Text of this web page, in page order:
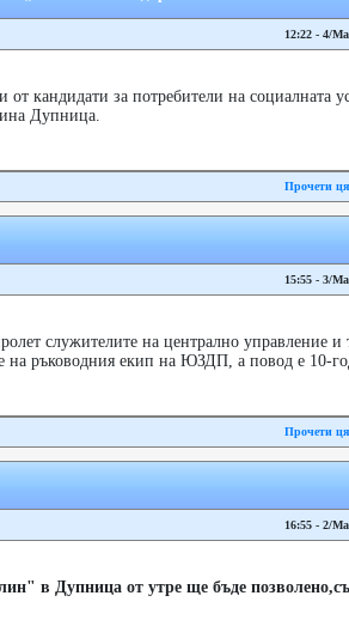
12:22 - 4/
кандидати за потребители на социалната
Дупница.
Прочети
15:55 - 3/
служителите на централно управление и
ръководния екип на ЮЗДП, а повод е 10-
Прочети
16:55 - 2/
в Дупница от утре ще бъде